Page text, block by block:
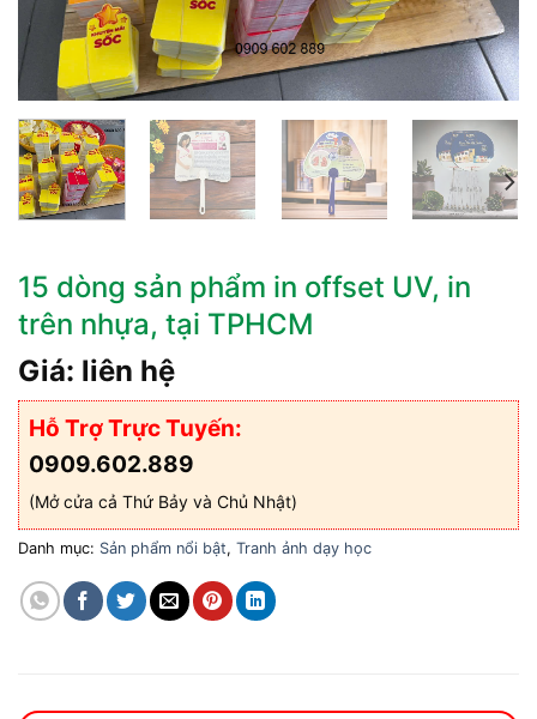
15 dòng sản phẩm in offset UV, in
trên nhựa, tại TPHCM
Giá: liên hệ
Hỗ Trợ Trực Tuyến:
0909.602.889
(Mở cửa cả Thứ Bảy và Chủ Nhật)
Danh mục: Sản phẩm nổi bật, Tranh ảnh dạy học